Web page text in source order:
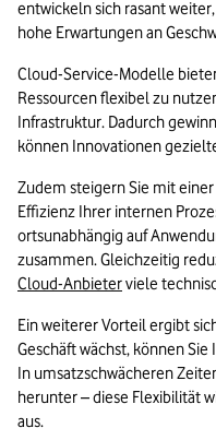
entwickeln sich rasant
hohe Erwartungen an
Cloud-Service-Modelle
Ressourcen flexibel zu
Infrastruktur. Dadurch
können Innovationen
Zudem steigern Sie mit
Effizienz Ihrer internen
ortsunabhängig auf
Cloud-Anbieter viele
Ein weiterer Vorteil ergibt
Geschäft wächst, können
In umsatzschwächeren
herunter – diese Flexibilität
aus.